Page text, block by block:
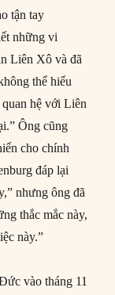
tận tay
những vi
Liên Xô và đã
thể hiểu
hệ với Liên
Ông cũng
cho chính
đáp lại
nhưng ông đã
thắc mắc này,
này.”
vào tháng 11